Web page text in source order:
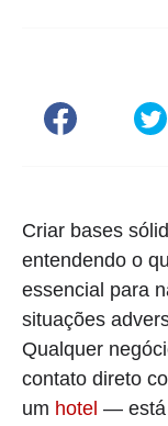
Criar bases
entendendo o
essencial para
situações
Qualquer
contato direto
um hotel — está